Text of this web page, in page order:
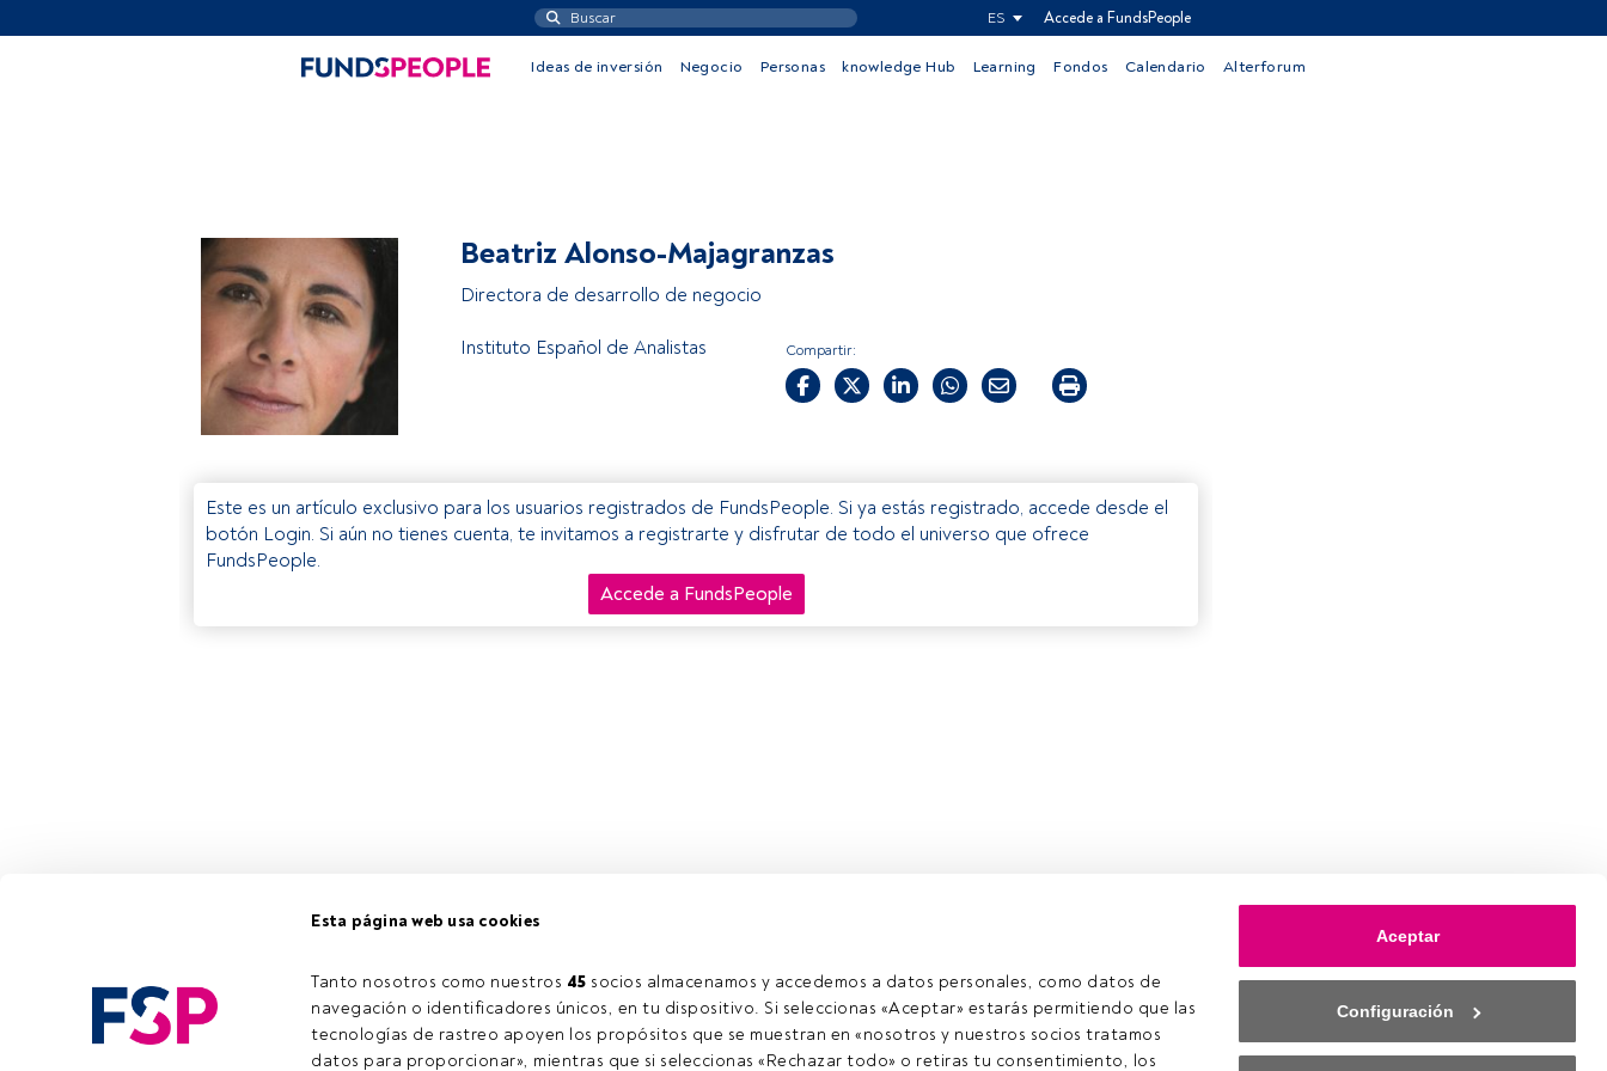
Esta página web usa cookies
Tanto nosotros como nuestros 45 socios almacenamos y accedemos a datos personales, como datos de
navegación o identificadores únicos, en tu dispositivo. Si seleccionas «Aceptar» estarás permitiendo que las
tecnologías de rastreo apoyen los propósitos que se muestran en «nosotros y nuestros socios tratamos
datos para proporcionar», mientras que si seleccionas «Rechazar todo» o retiras tu consentimiento, los
Aceptar
Configuración
ES Accede a FundsPeople
Ideas de inversión Negocio Personas knowledge Hub Learning Fondos Calendario Alterforum
Beatriz Alonso-Majagranzas
Directora de desarrollo de negocio
Instituto Español de Analistas Compartir:
Este es un artículo exclusivo para los usuarios registrados de FundsPeople. Si ya estás registrado, accede desde el
botón Login. Si aún no tienes cuenta, te invitamos a registrarte y disfrutar de todo el universo que ofrece
FundsPeople.
Accede a FundsPeople